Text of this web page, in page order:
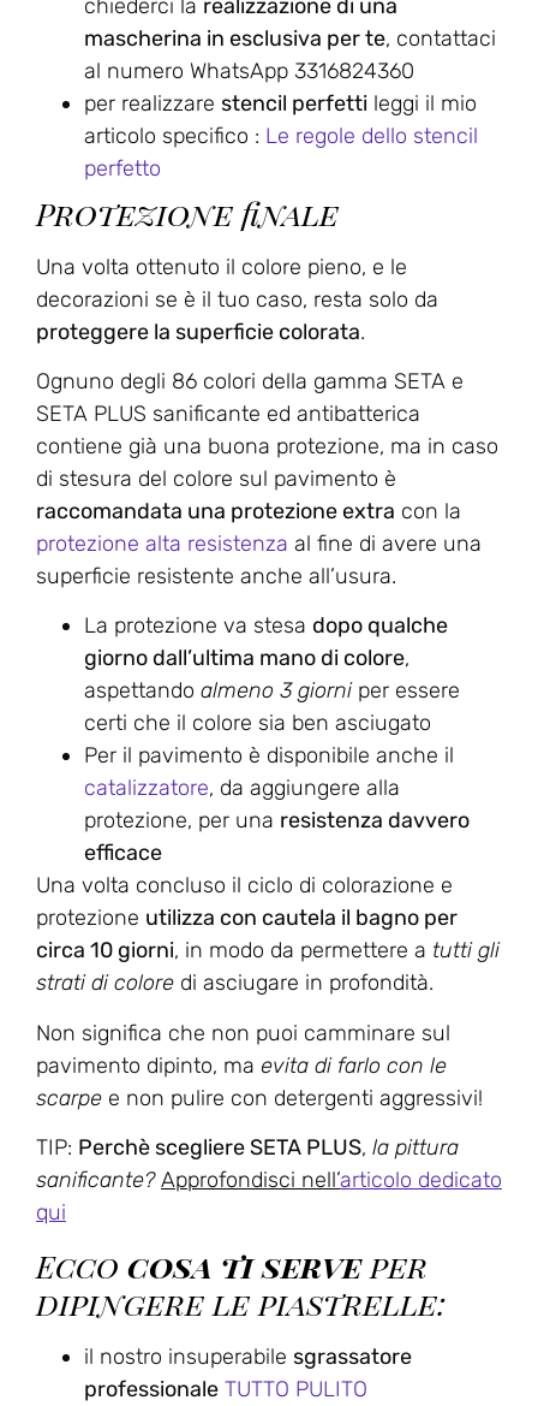
chiederci la realizzazione di una
mascherina in esclusiva per te, contattaci
al numero WhatsApp 3316824360
per realizzare stencil perfetti leggi il mio
articolo specifico : Le regole dello stencil
perfetto
Protezione finale
Una volta ottenuto il colore pieno, e le
decorazioni se è il tuo caso, resta solo da
proteggere la superficie colorata.
Ognuno degli 86 colori della gamma SETA e
SETA PLUS sanificante ed antibatterica
contiene già una buona protezione, ma in caso
di stesura del colore sul pavimento è
raccomandata una protezione extra con la
protezione alta resistenza al fine di avere una
superficie resistente anche all’usura.
La protezione va stesa dopo qualche
giorno dall’ultima mano di colore,
aspettando almeno 3 giorniper essere
certi che il colore sia ben asciugato
Per il pavimento è disponibile anche il
catalizzatore, da aggiungere alla
protezione, per una resistenza davvero
efficace
Una volta concluso il ciclo di colorazione e
protezione utilizza con cautela il bagno per
circa 10 giorni, in modo da permettere a tutti gli
strati di colore di asciugare in profondità.
Non significa che non puoi camminare sul
pavimento dipinto, ma evita di farlo con le
scarpe e non pulire con detergenti aggressivi!
TIP: Perchè scegliere SETA PLUS, la pittura
sanificante?Approfondisci nell’articolo dedicato
qui
Ecco cosa ti serveper
dipingere le piastrelle:
il nostro insuperabile sgrassatore
professionale TUTTO PULITO